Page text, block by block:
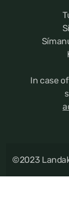
In case
©2023